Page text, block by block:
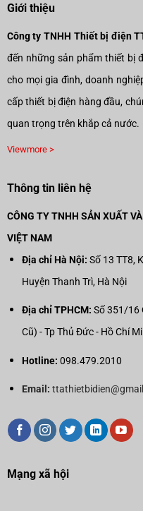
Giới thiệu
Công ty TNHH Thiết bị điện
đến những sản phẩm thiết bị
cho mọi gia đình, doanh
cấp thiết bị điện hàng đầu,
quan trọng trên khắp cả nước.
Viewmore >
Thông tin liên hệ
CÔNG TY TNHH SẢN XUẤT
VIỆT NAM
Địa chỉ Hà Nội: Số 13 TT8,
Huyện Thanh Trì, Hà Nội
Địa chỉ TPHCM: Số 351/16
Cũ) - Tp Thủ Đức - Hồ Chí
Hotline: 098.479.2010
Email:
Mạng xã hội